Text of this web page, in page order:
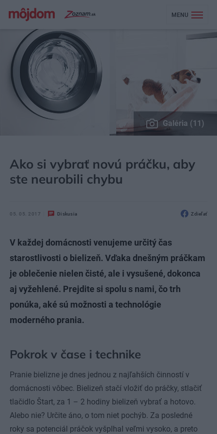
MENU
Galéria (11)
Ako si vybrať novú práčku, aby
ste neurobili chybu
05. 05. 2017 Diskusia Zdieľať
V každej domácnosti venujeme určitý čas
starostlivosti o bielizeň. Vďaka dnešným práčkam
je oblečenie nielen čisté, ale i vysušené, dokonca
aj vyžehlené. Prejdite si spolu s nami, čo trh
ponúka, aké sú možnosti a technológie
moderného prania.
Pokrok v čase i technike
Pranie bielizne je dnes jednou z najľahších činností v
domácnosti vôbec. Bielizeň stačí vložiť do práčky, stlačiť
tlačidlo Štart, za 1 – 2 hodiny bielizeň vybrať a hotovo.
Alebo nie? Určite áno, o tom niet pochýb. Za posledné
roky sa potenciál práčok vyšplhal veľmi vysoko, a preto